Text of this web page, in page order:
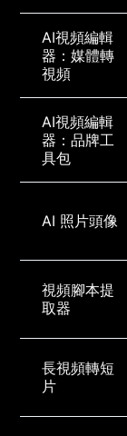
AI視頻編輯
器：媒體轉
視頻
AI視頻編輯
器：品牌工
具包
AI 照片頭像
視頻腳本提
取器
長視頻轉短
片